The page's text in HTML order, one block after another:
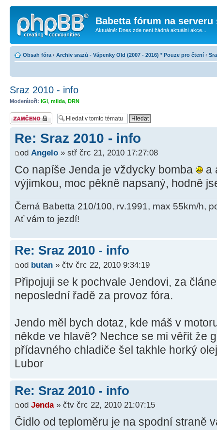
Babetta fórum na serveru
Aktuálně: Dnes zde není žádná aktuální akce...
Obsah fóra ‹ Archiv srazů - Vápenky Old (2007 - 2016) * Pouze pro čtení ‹
Sraz 2010 - info
Moderátoři: IGI milda DRN
Téma uzamknuto
Re: Sraz 2010 - info
od Angelo » stř črc 21, 2010 17:27:08
Co napíše Jenda je vždycky bomba
a
výjimkou, moc pěkně napsaný, hodně
Černá Babetta 210/100, rv.1991, max 55km/h,
Ať vám to jezdí!
Re: Sraz 2010 - info
od butan » čtv črc 22, 2010 9:34:19
Připojuji se k pochvale Jendovi, za
neposlední řadě za provoz fóra.
Jendo měl bych dotaz, kde máš v
někde ve hlavě? Nechce se mi věřit že
přídavného chladiče šel takhle horký
Lubor
Re: Sraz 2010 - info
od Jenda» čtv črc 22, 2010 21:07:15
Čidlo od teploměru je na spodní straně